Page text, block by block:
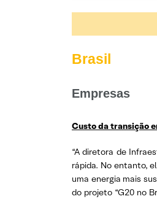
Brasil
Empresas
Custo da transição
“A diretora de
rápida. No entanto,
uma energia mais
do projeto “G20 no